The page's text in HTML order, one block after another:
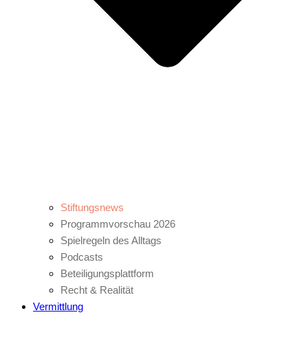
Stiftungsnews
Programmvorschau 2026
Spielregeln des Alltags
Podcasts
Beteiligungsplattform
Recht & Realität
Vermittlung